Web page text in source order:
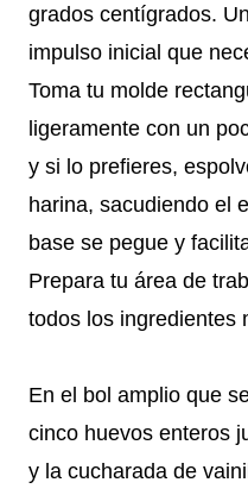
grados centígrados.
impulso inicial que
Toma tu molde
ligeramente con un
y si lo prefieres,
harina, sacudiendo el
base se pegue y
Prepara tu área de
todos los ingredientes
En el bol amplio que
cinco huevos enteros
y la cucharada de